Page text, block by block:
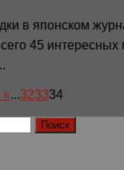
в японском
45 интересных
«...323334